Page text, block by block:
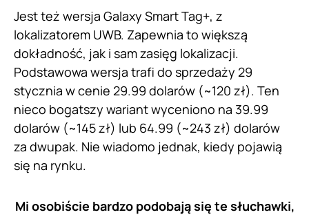
Jest też wersja Galaxy Smart Tag+, z
lokalizatorem UWB. Zapewnia to większą
dokładność, jak i sam zasięg lokalizacji.
Podstawowa wersja trafi do sprzedaży 29
stycznia w cenie 29.99 dolarów (~120 zł). Ten
nieco bogatszy wariant wyceniono na 39.99
dolarów (~145 zł) lub 64.99 (~243 zł) dolarów
za dwupak. Nie wiadomo jednak, kiedy pojawią
się na rynku.
Mi osobiście bardzo podobają się te słuchawki,